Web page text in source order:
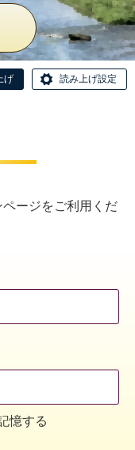
げ 読み上げ設定
ージをご利用くだ
憶する